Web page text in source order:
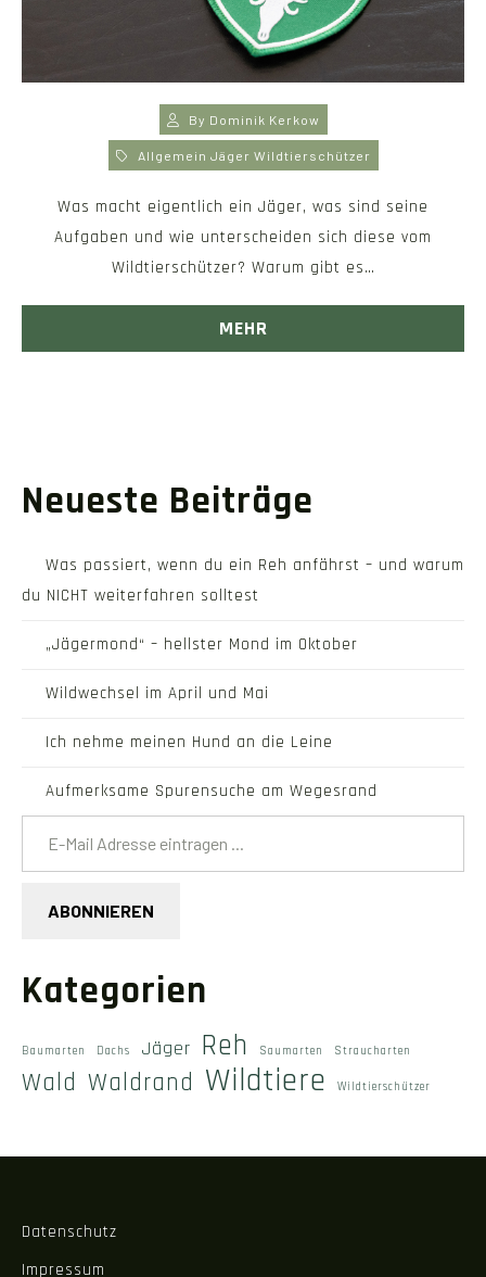
By Dominik Kerkow
Allgemein Jäger Wildtierschützer
Was macht eigentlich ein Jäger, was sind seine
Aufgaben und wie unterscheiden sich diese vom
Wildtierschützer? Warum gibt es…
MEHR
Neueste Beiträge
Was passiert, wenn du ein Reh anfährst – und warum
du NICHT weiterfahren solltest
„Jägermond“ – hellster Mond im Oktober
Wildwechsel im April und Mai
Ich nehme meinen Hund an die Leine
Aufmerksame Spurensuche am Wegesrand
E-Mail Adresse eintragen ...
ABONNIEREN
Kategorien
Baumarten Dachs Jäger Reh Saumarten Straucharten
Wald Waldrand Wildtiere Wildtierschützer
Datenschutz
Impressum